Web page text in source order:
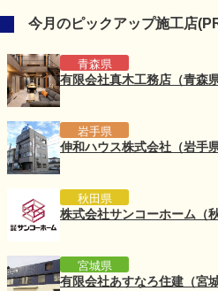
今月のピックアップ施工店
青森県
有限会社真木工務店（青森
岩手県
伸和ハウス株式会社（岩手
秋田県
株式会社サンコーホーム（
宮城県
有限会社あすなろ住建（宮